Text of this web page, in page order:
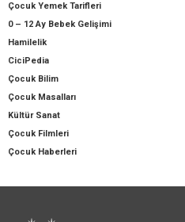
Çocuk Yemek Tarifleri
0 – 12 Ay Bebek Gelişimi
Hamilelik
CiciPedia
Çocuk Bilim
Çocuk Masalları
Kültür Sanat
Çocuk Filmleri
Çocuk Haberleri